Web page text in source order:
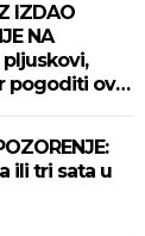
IZDAO
NA
pljuskovi,
pogoditi ove
ili tri sata u